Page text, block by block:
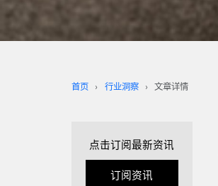
首页 行业洞察 文章详情
点击订阅最新资讯
订阅资讯